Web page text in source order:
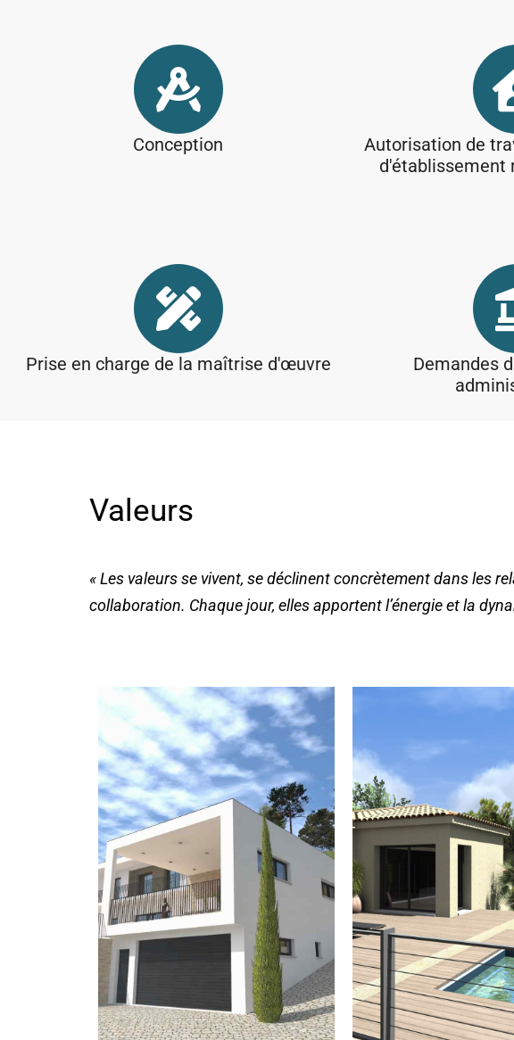
Conception
Autorisation de
d'établissement
Prise en charge de la maîtrise d'œuvre
Demandes
Valeurs
« Les valeurs se vivent, se déclinent concrètement dans les
collaboration. Chaque jour, elles apportent l’énergie et la